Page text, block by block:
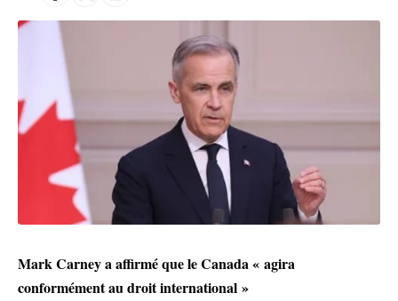
Mark Carney a affirmé que le Canada « agira
conformément au droit international »